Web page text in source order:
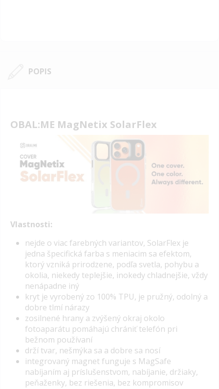
POPIS
OBAL:ME MagNetix SolarFlex
Vlastnosti:
nejde o viac farebných variantov, SolarFlex je
jedna špecifická farba s meniacim sa efektom,
ktorý vzniká prirodzene, podľa svetla, pohybu a
okolia, niekedy teplejšie, inokedy chladnejšie, vždy
nenápadne iný
kryt je vyrobený zo 100% TPU, je pružný, odolný a
dobre tlmí nárazy
zosilnené hrany a zvýšený okraj okolo
fotoaparátu pomáhajú chrániť telefón pri
bežnom používaní
drží tvar, nešmýka sa a dobre sa nosí
integrovaný magnet funguje s MagSafe
nabíjaním aj príslušenstvom, nabíjanie, držiaky,
peňaženky, bez riešenia, bez kompromisov